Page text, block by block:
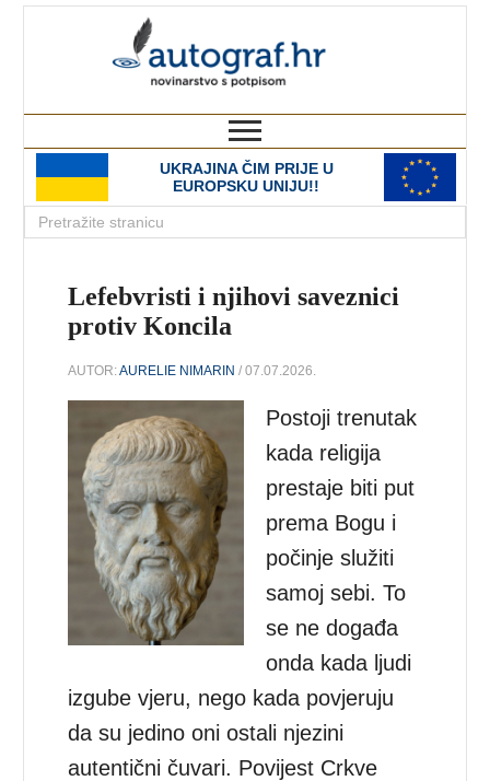
UKRAJINA ČIM PRIJE U
EUROPSKU UNIJU!!
Lefebvristi i njihovi saveznici
protiv Koncila
AUTOR:AURELIE NIMARIN / 07.07.2026.
Postoji trenutak
kada religija
prestaje biti put
prema Bogu i
počinje služiti
samoj sebi. To
se ne događa
onda kada ljudi
izgube vjeru, nego kada povjeruju
da su jedino oni ostali njezini
autentični čuvari. Povijest Crkve